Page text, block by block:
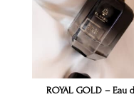
ROYAL GOLD – Eau